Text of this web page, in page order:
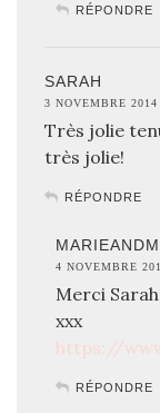
RÉPONDRE
SARAH
3 NOVEMBRE
Très jolie
très jolie!
RÉPONDRE
4 NOVEMBRE
Merci
xxx
https://
RÉPONDRE